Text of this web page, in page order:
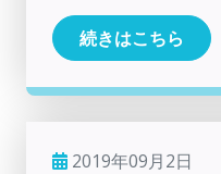
続きはこちら
2019年09月2日